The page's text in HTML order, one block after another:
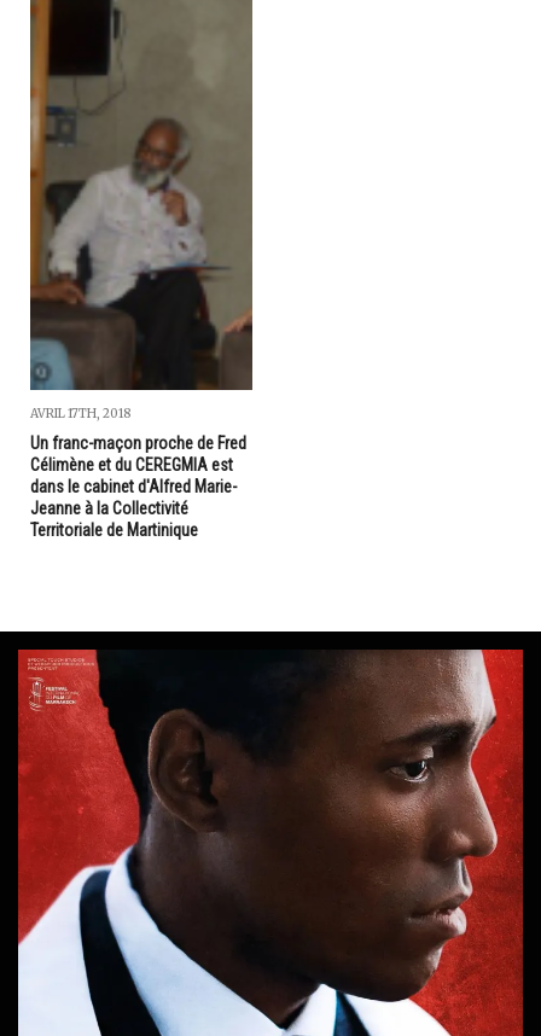
AVRIL 17TH, 2018
Un franc-maçon proche de Fred
Célimène et du CEREGMIA est
dans le cabinet d'Alfred Marie-
Jeanne à la Collectivité
Territoriale de Martinique